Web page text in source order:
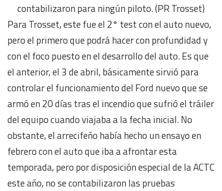
contabilizaron para ningún piloto. (PR Trosset)
Para Trosset, este fue el 2° test con el auto nuevo,
pero el primero que podrá hacer con profundidad y
con el foco puesto en el desarrollo del auto. Es que
el anterior, el 3 de abril, básicamente sirvió para
controlar el funcionamiento del Ford nuevo que se
armó en 20 días tras el incendio que sufrió el tráiler
del equipo cuando viajaba a la fecha inicial. No
obstante, el arrecifeño había hecho un ensayo en
febrero con el auto que iba a afrontar esta
temporada, pero por disposición especial de la ACTC
este año, no se contabilizaron las pruebas